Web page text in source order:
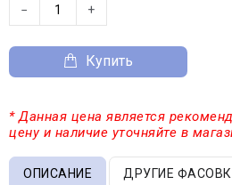
− +
Купить
* Данная цена является
цену и наличие уточняйте в
ОПИСАНИЕ ДРУГИЕ